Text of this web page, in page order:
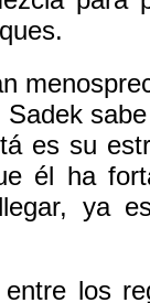
es su
él ha
ya
los